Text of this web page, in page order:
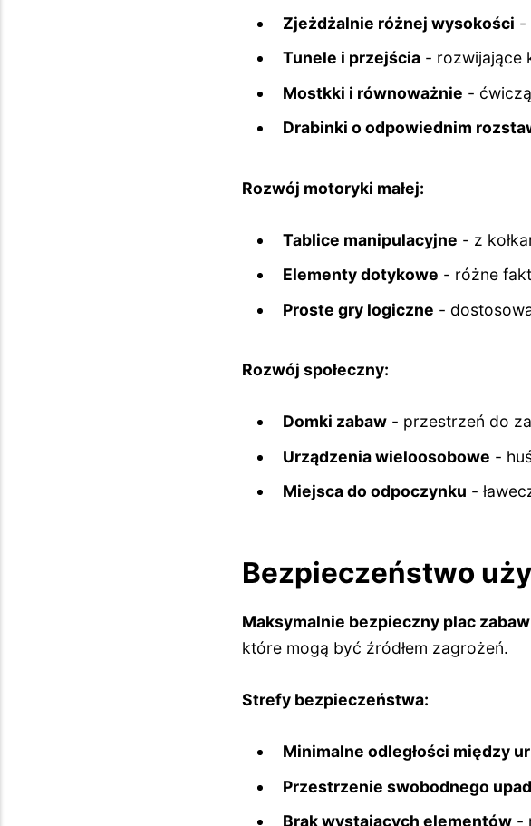
Zjeżdżalnie różnej wysokości -
Tunele i przejścia- rozwijające
Mostkki i równoważnie -
Drabinki o odpowiednim
Rozwój motoryki małej:
Tablice manipulacyjne - z
Elementy dotykowe - różne
Proste gry logiczne -
Rozwój społeczny:
Domki zabaw- przestrzeń do
Urządzenia wieloosobowe -
Miejsca do odpoczynku -
Bezpieczeństwo
Maksymalnie bezpieczny plac
które mogą być źródłem zagrożeń.
Strefy bezpieczeństwa:
Minimalne odległości między
Przestrzenie swobodnego
Brak wystających elementów-